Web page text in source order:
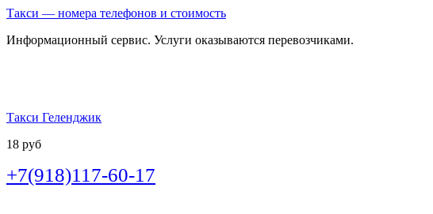
Такси — номера телефонов и стоимость
Информационный сервис. Услуги оказываются перевозчиками.
Такси Геленджик
18 руб
+7(918)117-60-17